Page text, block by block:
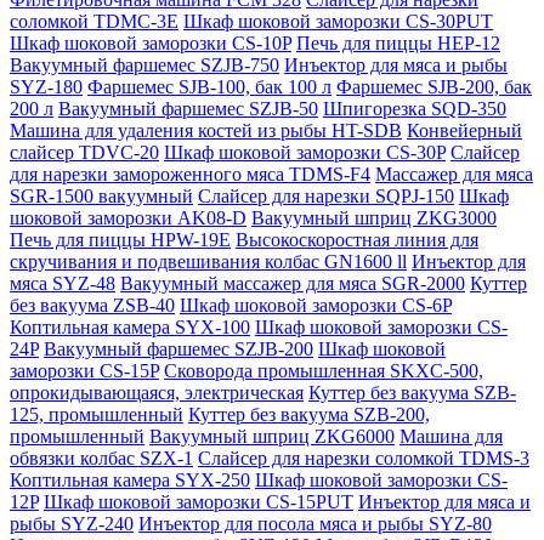
соломкой TDMC-3E Шкаф шоковой заморозки CS-30PUT
Шкаф шоковой заморозки CS-10P Печь для пиццы HEP-12
Вакуумный фаршемес SZJB-750 Инъектор для мяса и рыбы
SYZ-180 Фаршемес SJB-100, бак 100 л Фаршемес SJB-200, бак
200 л Вакуумный фаршемес SZJB-50 Шпигорезка SQD-350
Машина для удаления костей из рыбы HT-SDB Конвейерный
слайсер TDVC-20 Шкаф шоковой заморозки CS-30P Слайсер
для нарезки замороженного мяса TDMS-F4 Массажер для мяса
SGR-1500 вакуумный Слайсер для нарезки SQPJ-150 Шкаф
шоковой заморозки AK08-D Вакуумный шприц ZKG3000
Печь для пиццы HPW-19E Высокоскоростная линия для
скручивания и подвешивания колбас GN1600 ll Инъектор для
мяса SYZ-48 Вакуумный массажер для мяса SGR-2000 Куттер
без вакуума ZSB-40 Шкаф шоковой заморозки CS-6P
Коптильная камера SYX-100 Шкаф шоковой заморозки CS-
24P Вакуумный фаршемес SZJB-200 Шкаф шоковой
заморозки CS-15P Сковорода промышленная SKXC-500,
опрокидывающаяся, электрическая Куттер без вакуума SZB-
125, промышленный Куттер без вакуума SZB-200,
промышленный Вакуумный шприц ZKG6000 Машина для
обвязки колбас SZX-1 Слайсер для нарезки соломкой TDMS-3
Коптильная камера SYX-250 Шкаф шоковой заморозки CS-
12P Шкаф шоковой заморозки CS-15PUT Инъектор для мяса и
рыбы SYZ-240 Инъектор для посола мяса и рыбы SYZ-80